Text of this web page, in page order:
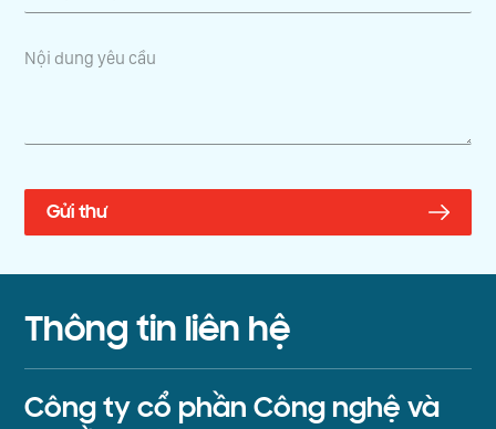
Thông tin liên hệ
Công ty cổ phần Công nghệ và